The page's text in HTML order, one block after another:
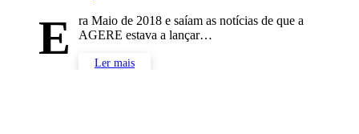
E
ra Maio de 2018 e saíam as notícias de que a
AGERE estava a lançar…
Ler mais